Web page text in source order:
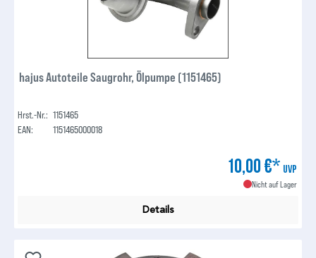
hajus Autoteile Saugrohr, Ölpumpe (1151465)
Hrst.-Nr.: 1151465
EAN:
1151465000018
10,00 €* UVP
Nicht auf Lager
Details